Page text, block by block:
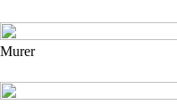
Murer